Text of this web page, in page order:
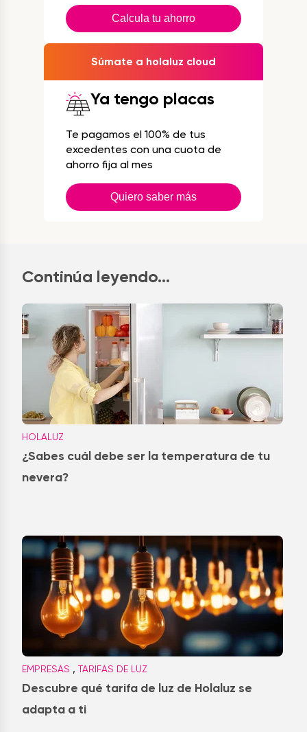
Calcula tu ahorro
Súmate a holaluz cloud
Ya tengo placas
Te pagamos el 100% de tus
excedentes con una cuota de
ahorro fija al mes
Quiero saber más
Continúa leyendo...
HOLALUZ
¿Sabes cuál debe ser la temperatura de tu
nevera?
EMPRESAS , TARIFAS DE LUZ
Descubre qué tarifa de luz de Holaluz se
adapta a ti